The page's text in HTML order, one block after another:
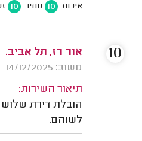
איכות 10 מחיר 10
אור רז, תל אביב.
משוב: 14/12/2025
תיאור השירות:
הובלת דירת
לשוהם.
10